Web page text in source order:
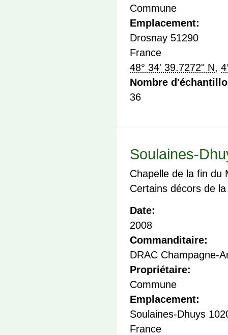
Commune
Emplacement:
Drosnay 51290
France
48° 34' 39.7272" N,
Nombre
36
Soulaines-
Chapelle de la fin du
Certains décors de
Date:
2008
Commanditaire:
DRAC Champagne-
Propriétaire:
Commune
Emplacement:
Soulaines-Dhuys
France